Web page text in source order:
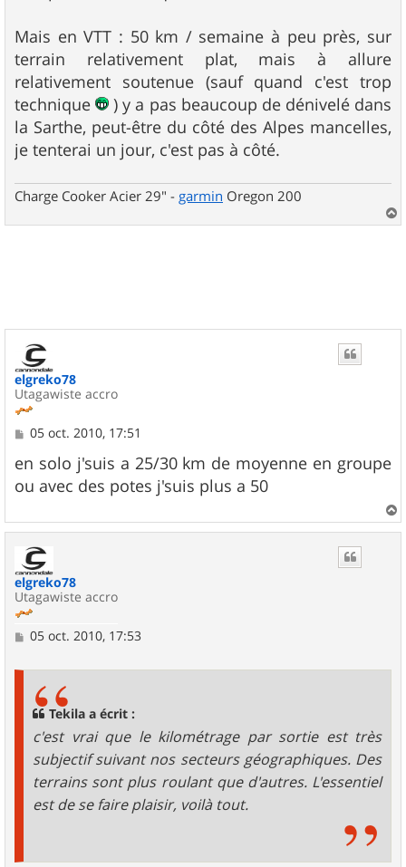
Mais en VTT : 50 km / semaine à peu près, sur
terrain relativement plat, mais à allure
relativement soutenue (sauf quand c'est trop
technique
) y a pas beaucoup de dénivelé dans
la Sarthe, peut-être du côté des Alpes mancelles,
je tenterai un jour, c'est pas à côté.
Charge Cooker Acier 29" - garmin Oregon 200
a
elgreko78
Utagawiste accro
M
s
s
a
e
05 oct. 2010, 17:51
en solo j'suis a 25/30 km de moyenne en groupe
ou avec des potes j'suis plus a 50
a
elgreko78
Utagawiste accro
M
05 oct. 2010, 17:53
Tekila a écrit :
c'est vrai que le kilométrage par sortie est très
subjectif suivant nos secteurs géographiques. Des
terrains sont plus roulant que d'autres. L'essentiel
est de se faire plaisir, voilà tout.